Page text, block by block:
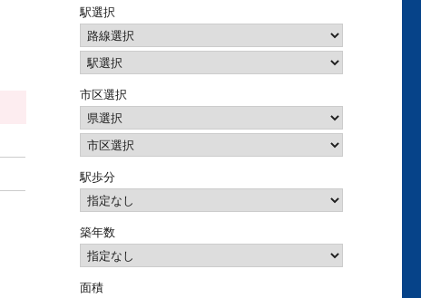
駅選択
市区選択
駅歩分
築年数
面積